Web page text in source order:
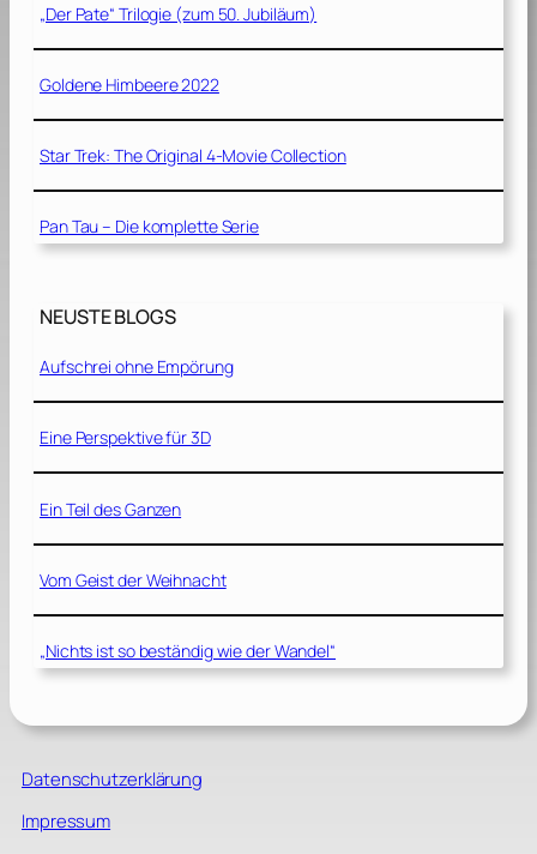
„Der Pate“ Trilogie (zum 50. Jubiläum)
Goldene Himbeere 2022
Star Trek: The Original 4-Movie Collection
Pan Tau – Die komplette Serie
NEUSTE BLOGS
Aufschrei ohne Empörung
Eine Perspektive für 3D
Ein Teil des Ganzen
Vom Geist der Weihnacht
„Nichts ist so beständig wie der Wandel“
Datenschutzerklärung
Impressum